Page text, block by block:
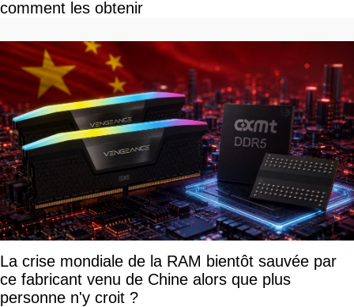
comment les obtenir
La crise mondiale de la RAM bientôt sauvée par
ce fabricant venu de Chine alors que plus
personne n'y croit ?